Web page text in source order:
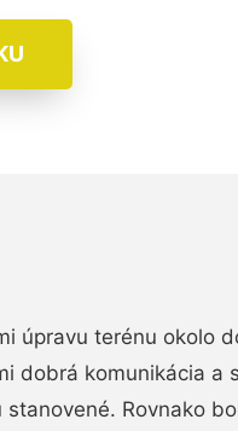
úpravu terénu okolo
dobrá komunikácia a
stanovené. Rovnako